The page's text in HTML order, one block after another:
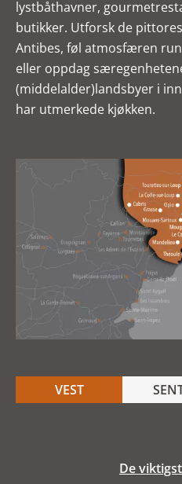
lystbåthavner,
butikker. Utforsk de
Antibes, føl atmosfæren
eller oppdag
(middelalder)landsbyer i
har utmerkede kjøkken.
VEST
De